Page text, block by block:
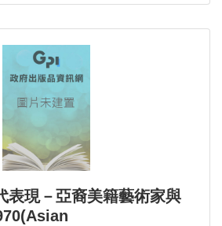
表現－亞裔美籍藝術家與